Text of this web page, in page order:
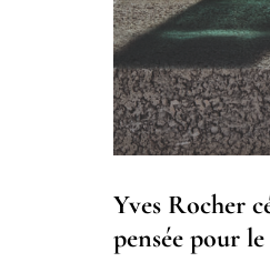
Yves Rocher
pensée pour